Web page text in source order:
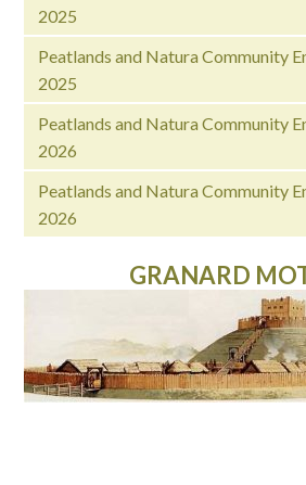
2025
Peatlands and Natura Community
2025
Peatlands and Natura Community
2026
Peatlands and Natura Community
2026
GRANARD